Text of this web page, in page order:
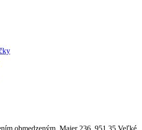
obmedzeným, Majer 236, 951 35 Veľké